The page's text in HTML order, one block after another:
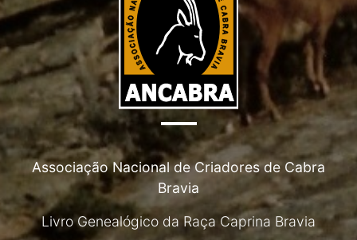
Associação Nacional de Criadores de Cabra
Bravia
Livro Genealógico da Raça Caprina Bravia